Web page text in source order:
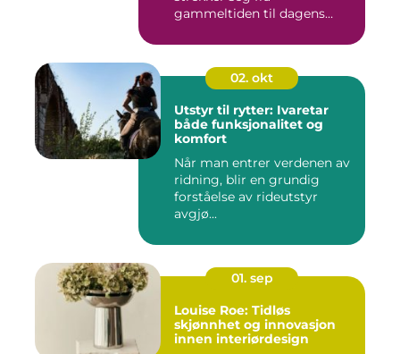
gammeltiden til dagens
02. okt
Utstyr til rytter: Ivaretar
både funksjonalitet og
komfort
Når man entrer verdenen av
ridning, blir en grundig
forståelse av rideutstyr
avgjø...
01. sep
Louise Roe: Tidløs
skjønnhet og innovasjon
innen interiørdesign